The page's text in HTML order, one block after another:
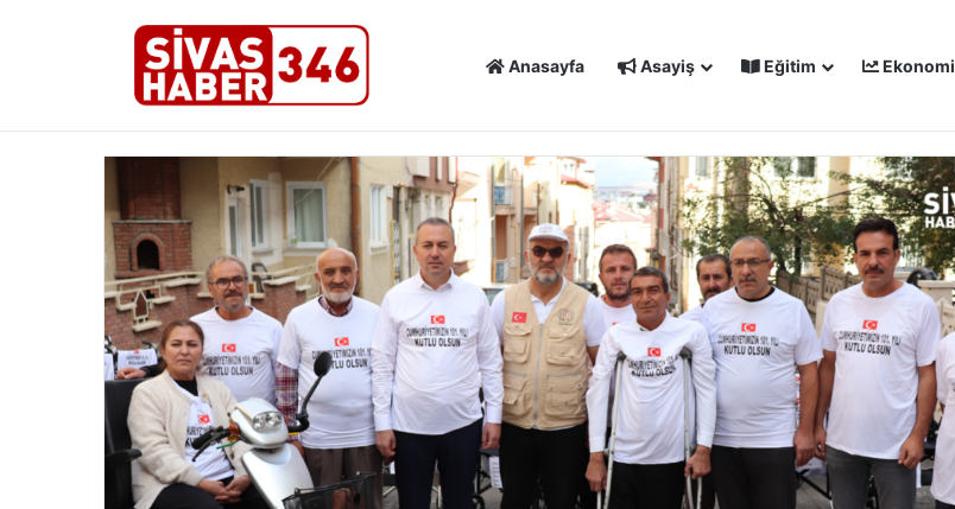
Anasayfa Asayiş Eğitim Ekonomi
Son Dakika Haberleri SİVAS’TA KÜLTÜR VE TURİZM ÇALIŞMALARI MASAYA YATIRILDI: YENİ PROJELER YOLDA